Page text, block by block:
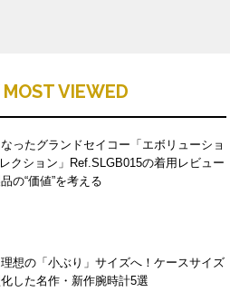
MOST VIEWED
ったグランドセイコー「エボリューショ
クション」Ref.SLGB015の着用レビュー
の“価値”を考える
想の「小ぶり」サイズへ！ケースサイズ
した名作・新作腕時計5選